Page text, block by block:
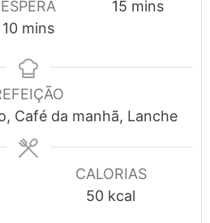
ESPERA
10minutes
mins
15 minutes
mins
Café da manhã, Lanche
CALORIAS
50 kcal